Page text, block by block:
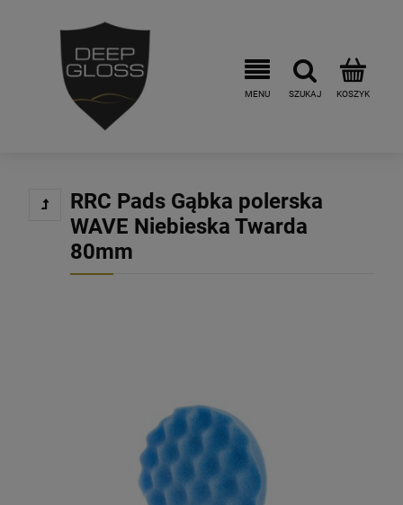
RRC Pads Gąbka polerska
WAVE Niebieska Twarda
80mm